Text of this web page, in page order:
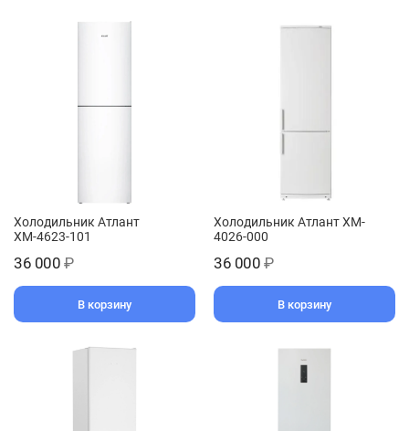
Холодильник Атлант
ХМ-4623-101
36 000 ₽
В корзину
Холодильник Атлант XM-
4026-000
36 000 ₽
В корзину